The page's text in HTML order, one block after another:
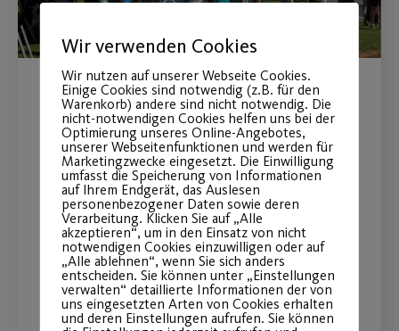
MAN Truck & Bus wird
Premiumpartner
Langfristige Partnerschaft stärkt
insbesondere den Mädchen- und
Frauenfußball
WEITERLESEN
Wir verwenden Cookies
Wir nutzen auf unserer Webseite Cookies.
Einige Cookies sind notwendig (z.B. für den
Warenkorb) andere sind nicht notwendig. Die
nicht-notwendigen Cookies helfen uns bei der
Optimierung unseres Online-Angebotes,
unserer Webseitenfunktionen und werden für
Marketingzwecke eingesetzt. Die Einwilligung
umfasst die Speicherung von Informationen
auf Ihrem Endgerät, das Auslesen
personenbezogener Daten sowie deren
Verarbeitung. Klicken Sie auf „Alle
akzeptieren“, um in den Einsatz von nicht
notwendigen Cookies einzuwilligen oder auf
„Alle ablehnen“, wenn Sie sich anders
entscheiden. Sie können unter „Einstellungen
verwalten“ detaillierte Informationen der von
uns eingesetzten Arten von Cookies erhalten
und deren Einstellungen aufrufen. Sie können